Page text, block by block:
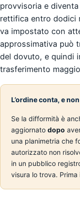
provvisoria e
rettifica entro dodici
va impostato con
approssimativa può
del dovuto, e quindi
trasferimento
L’ordine conta, e
Se la difformità è
aggiornato dopo
una planimetria che
autorizzato non
in un pubblico
visura lo trova. Prima